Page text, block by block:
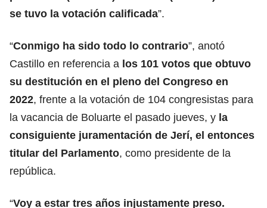
se tuvo la votación calificada”.
“Conmigo ha sido todo lo contrario”, anotó
Castillo en referencia a los 101 votos que obtuvo
su destitución en el pleno del Congreso en
2022, frente a la votación de 104 congresistas para
la vacancia de Boluarte el pasado jueves, y la
consiguiente juramentación de Jerí, el entonces
titular del Parlamento, como presidente de la
república.
“Voy a estar tres años injustamente preso.